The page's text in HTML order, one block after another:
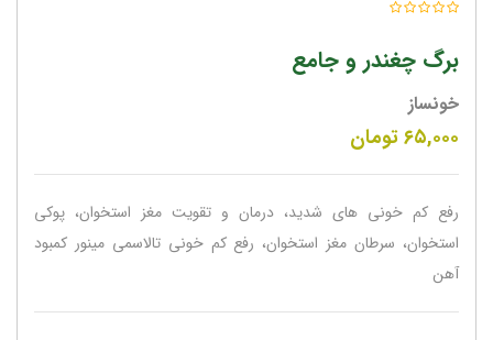
برگ چغندر و جامع
خونساز
۶۵,۰۰۰تومان
رفع کم خونی های شدید، درمان و تقویت مغز استخوان، پوکی
استخوان، سرطان مغز استخوان، رفع کم خونی تالاسمی مینور کمبود
آهن